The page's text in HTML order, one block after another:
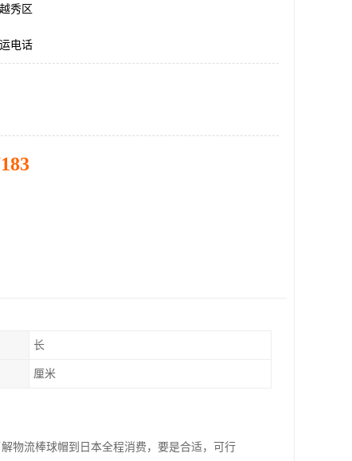
秀区
电话
长
厘米
物流棒球帽到日本全程消费，要是合适，可行